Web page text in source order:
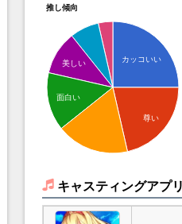
推し傾向
カッコいい
尊い
美しい
面白い
キャスティングアプリ